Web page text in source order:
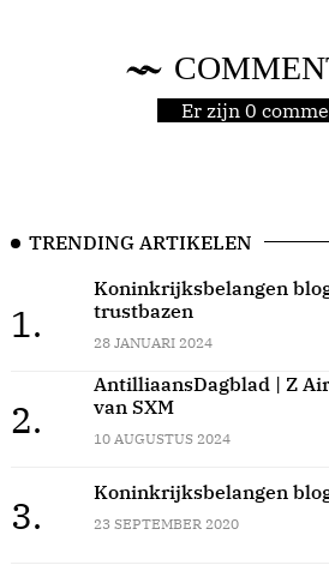
Er zijn 0
TRENDING ARTIKELEN
1.
Koninkrijksbelangen
trustbazen
28 JANUARI 2024
2.
AntilliaansDagblad | Z
van SXM
10 AUGUSTUS 2024
3.
Koninkrijksbelangen
23 SEPTEMBER 2020